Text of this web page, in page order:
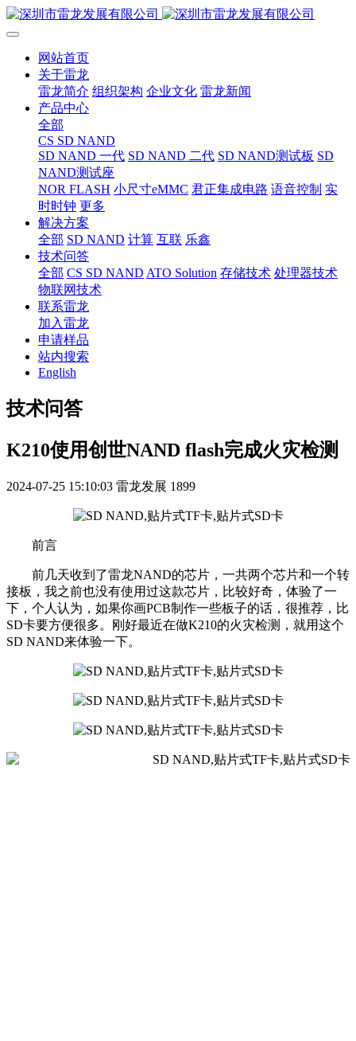
网站首页
关于雷龙
雷龙简介 组织架构 企业文化 雷龙新闻
产品中心
全部
CS SD NAND
SD NAND 一代 SD NAND 二代 SD NAND测试板 SD
NAND测试座
NOR FLASH 小尺寸eMMC 君正集成电路 语音控制 实
时时钟 更多
解决方案
全部 SD NAND 计算 互联 乐鑫
技术问答
全部 CS SD NAND ATO Solution 存储技术 处理器技术
物联网技术
联系雷龙
加入雷龙
申请样品
站内搜索
English
技术问答
K210使用创世NAND flash完成火灾检测
2024-07-25 15:10:03 雷龙发展 1899
前言
前几天收到了雷龙NAND的芯片，一共两个芯片和一个转
接板，我之前也没有使用过这款芯片，比较好奇，体验了一
下，个人认为，如果你画PCB制作一些板子的话，很推荐，比
SD卡要方便很多。刚好最近在做K210的火灾检测，就用这个
SD NAND来体验一下。